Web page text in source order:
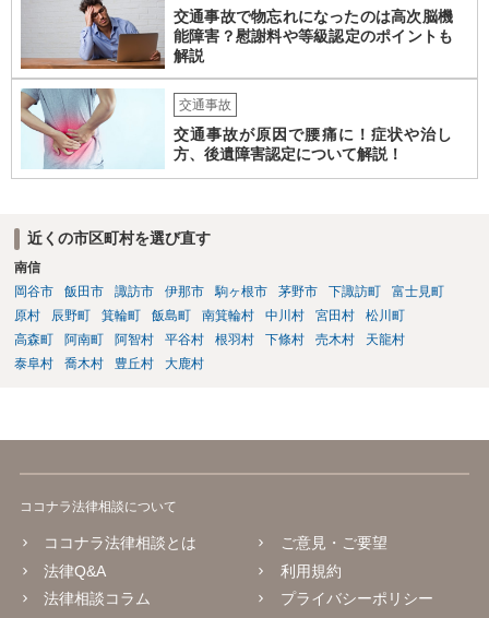
交通事故で物忘れになったのは高次脳機
能障害？慰謝料や等級認定のポイントも
解説
交通事故
交通事故が原因で腰痛に！症状や治し
方、後遺障害認定について解説！
近くの市区町村を選び直す
南信
岡谷市
飯田市 諏訪市 伊那市 駒ヶ根市 茅野市 下諏訪町
富士見町
原村
辰野町 箕輪町 飯島町 南箕輪村 中川村 宮田村
松川町
高森町
阿南町 阿智村 平谷村 根羽村 下條村 売木村
天龍村
泰阜村
喬木村 豊丘村 大鹿村
ココナラ法律相談について
ココナラ法律相談とは
法律Q&A
法律相談コラム
ご意見・ご要望
利用規約
プライバシーポリシー